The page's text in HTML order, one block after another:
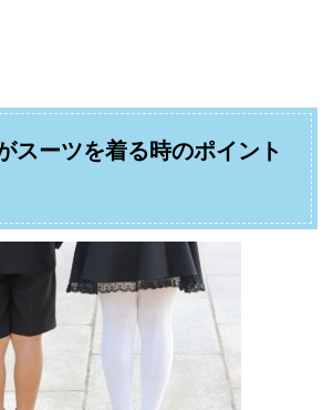
スーツを着る時のポイント